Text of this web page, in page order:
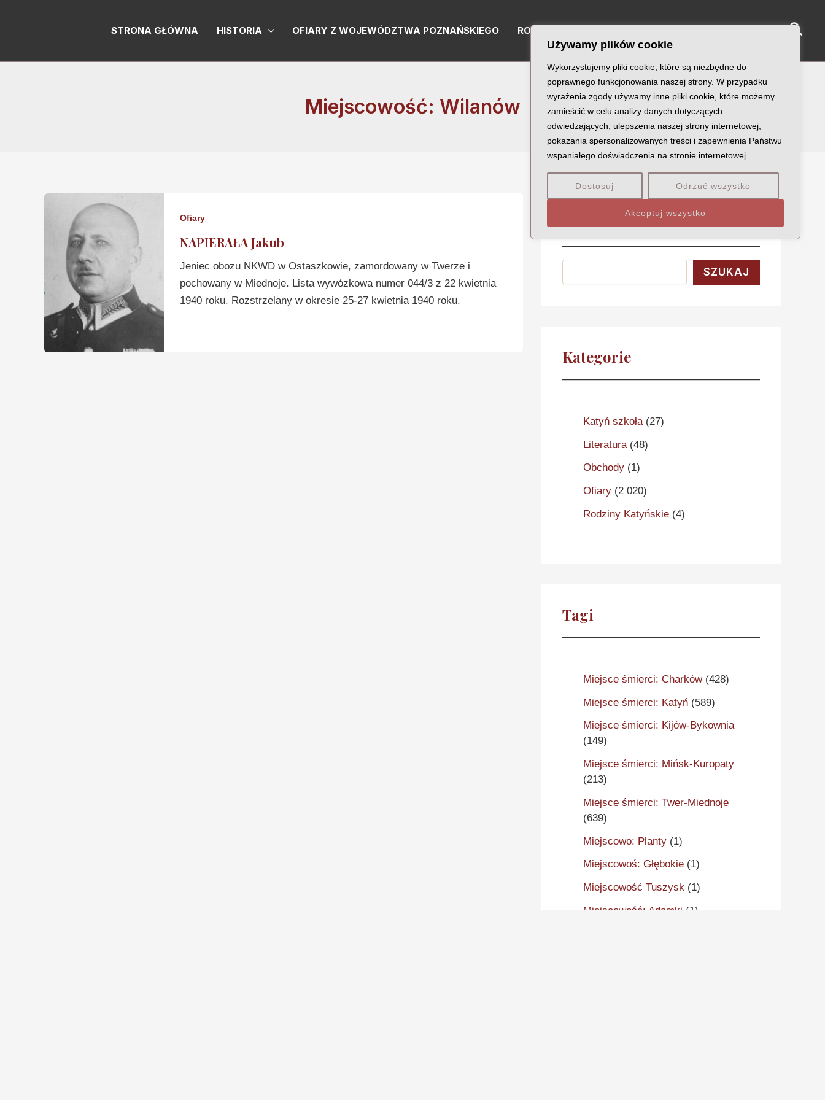
Używamy plików cookie
Wykorzystujemy pliki cookie, które są niezbędne do
poprawnego funkcjonowania naszej strony. W przypadku
wyrażenia zgody używamy inne pliki cookie, które możemy
zamieścić w celu analizy danych dotyczących
odwiedzających, ulepszenia naszej strony internetowej,
pokazania spersonalizowanych treści i zapewnienia Państwu
wspaniałego doświadczenia na stronie internetowej.
Dostosuj Odrzuć wszystko
Akceptuj wszystko
STRONA GŁÓWNA HISTORIA OFIARY Z WOJEWÓDZTWA POZNAŃSKIEGO RODZINY KATYŃSKIE
Miejscowość: Wilanów
Ofiary
NAPIERAŁA Jakub
Jeniec obozu NKWD w Ostaszkowie, zamordowany w Twerze i
pochowany w Miednoje. Lista wywózkowa numer 044/3 z 22 kwietnia
1940 roku. Rozstrzelany w okresie 25-27 kwietnia 1940 roku.
Wyszukaj
Szukaj
SZUKAJ
Kategorie
Katyń szkoła (27)
Literatura (48)
Obchody (1)
Ofiary (2 020)
Rodziny Katyńskie (4)
Tagi
Miejsce śmierci: Charków(428)
Miejsce śmierci: Katyń (589)
Miejsce śmierci: Kijów-Bykownia
(149)
Miejsce śmierci: Mińsk-Kuropaty
(213)
Miejsce śmierci: Twer-Miednoje
(639)
Miejscowo: Planty (1)
Miejscowoś: Głębokie (1)
Miejscowość Tuszysk (1)
Miejscowość: Adamki (1)